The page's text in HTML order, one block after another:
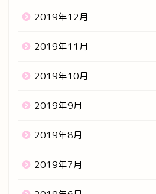
2019年12月
2019年11月
2019年10月
2019年9月
2019年8月
2019年7月